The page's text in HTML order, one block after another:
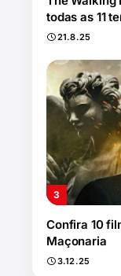
todas as 11
21.8.25
Confira 10
Maçonaria
3.12.25